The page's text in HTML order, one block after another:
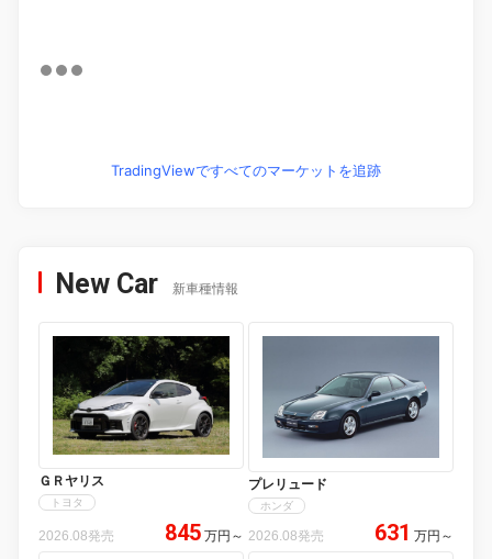
TradingViewですべてのマーケットを追跡
New Car 新車種情報
ＧＲヤリス
トヨタ
2026.08発売 845 万円 ～
プレリュード
ホンダ
2026.08発売 631 万円 ～